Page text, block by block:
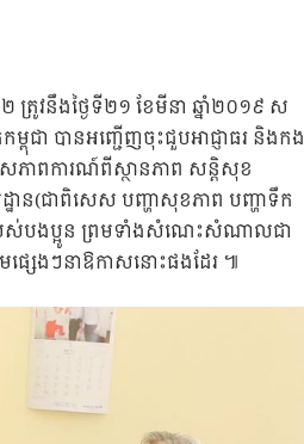
រូវនឹងថ្ងៃទី២១ ខែមីនា ឆ្នាំ២០១៩ ស
ពុជា បានអញ្ជើញចុះជួបអាជ្ញាធរ និងកង
ភាពការណ៍ពីស្ថានភាព សន្តិសុខ
ាន(ជាពិសេស បញ្ហាសុខភាព បញ្ហាទឹក
ៃរបស់បងប្អូន ព្រមទាំងសំណេះសំណាលជា
សេងៗនាឱកាសនោះផងដែរ ៕